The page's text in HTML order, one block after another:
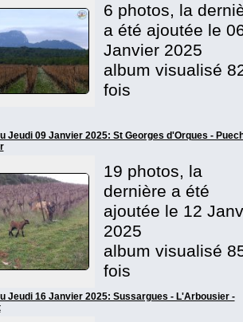
6 photos, la
a été ajoutée le
Janvier 2025
album visualisé
fois
Jeudi 09 Janvier 2025: St Georges d'Orques -
19 photos, la
dernière a été
ajoutée le 12
2025
album visualisé
fois
Jeudi 16 Janvier 2025: Sussargues - L'Arbousier -